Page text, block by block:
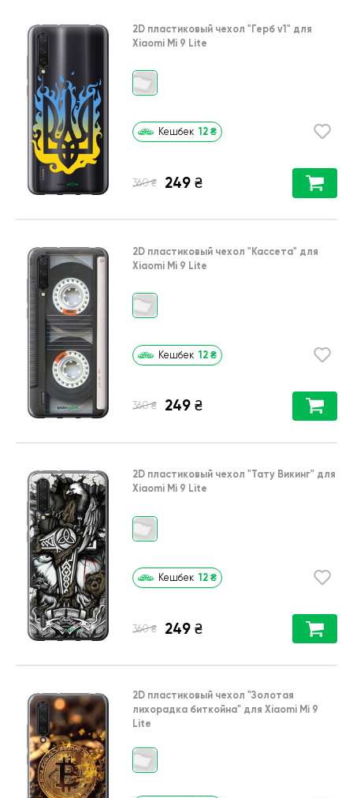
2D пластиковый чехол "Герб v1" для
Xiaomi Mi 9 Lite
Кешбек 12 ₴
360 ₴ 249 ₴
2D пластиковый чехол "Кассета" для
Xiaomi Mi 9 Lite
Кешбек 12 ₴
360 ₴ 249 ₴
2D пластиковый чехол "Тату Викинг" для
Xiaomi Mi 9 Lite
Кешбек 12 ₴
360 ₴ 249 ₴
2D пластиковый чехол "Золотая
лихорадка биткойна" для Xiaomi Mi 9
Lite